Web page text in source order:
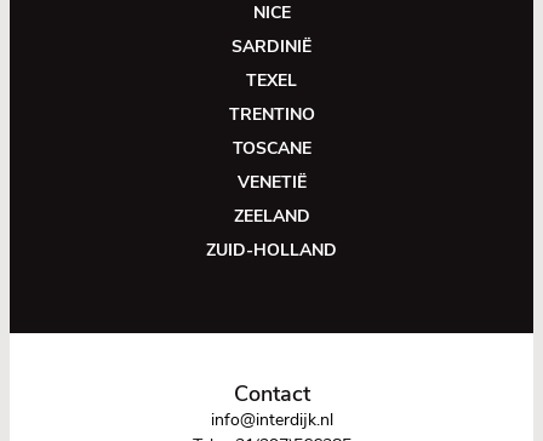
NICE
SARDINIË
TEXEL
TRENTINO
TOSCANE
VENETIË
ZEELAND
ZUID-HOLLAND
Contact
info@interdijk.nl